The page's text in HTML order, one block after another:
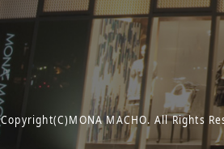
Copyright(C)MONA MACHO. All Rights